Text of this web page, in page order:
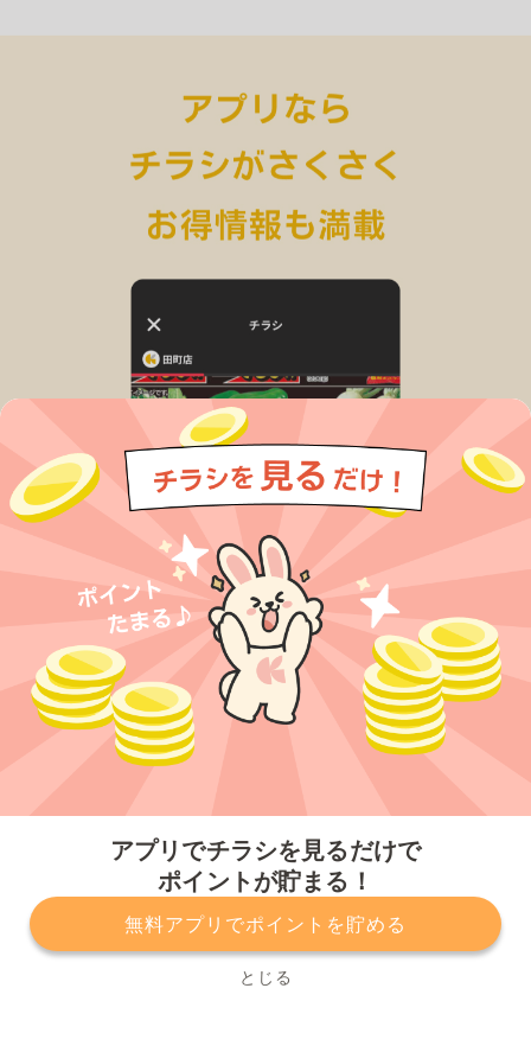
アプリでチラシを見るだけで
ポイントが貯まる！
無料アプリでポイントを貯める
とじる
プライバシーポリシー 利用規約
運営会社
サービスに関してのお問い合わせ